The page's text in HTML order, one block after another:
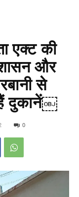
एक्ट की
और
से
दुकानें￼
0